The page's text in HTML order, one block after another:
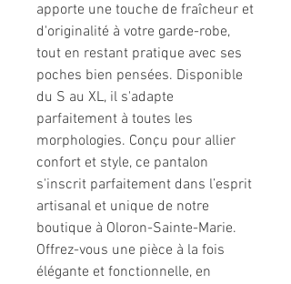
apporte une touche de fraîcheur et
d'originalité à votre garde-robe,
tout en restant pratique avec ses
poches bien pensées. Disponible
du S au XL, il s'adapte
parfaitement à toutes les
morphologies. Conçu pour allier
confort et style, ce pantalon
s'inscrit parfaitement dans l’esprit
artisanal et unique de notre
boutique à Oloron-Sainte-Marie.
Offrez-vous une pièce à la fois
élégante et fonctionnelle, en